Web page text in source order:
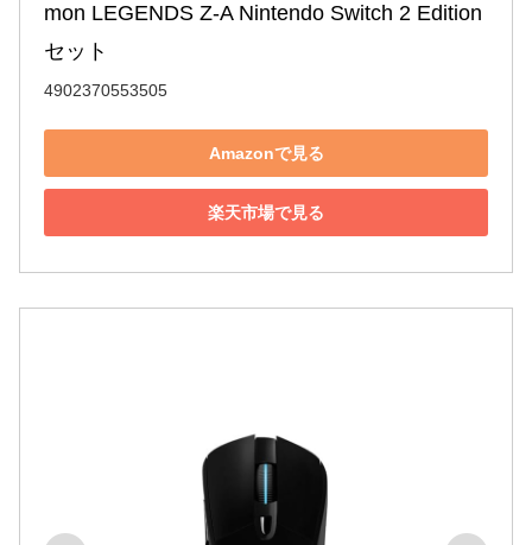
mon LEGENDS Z-A Nintendo Switch 2 Edition
セット
4902370553505
Amazonで見る
楽天市場で見る